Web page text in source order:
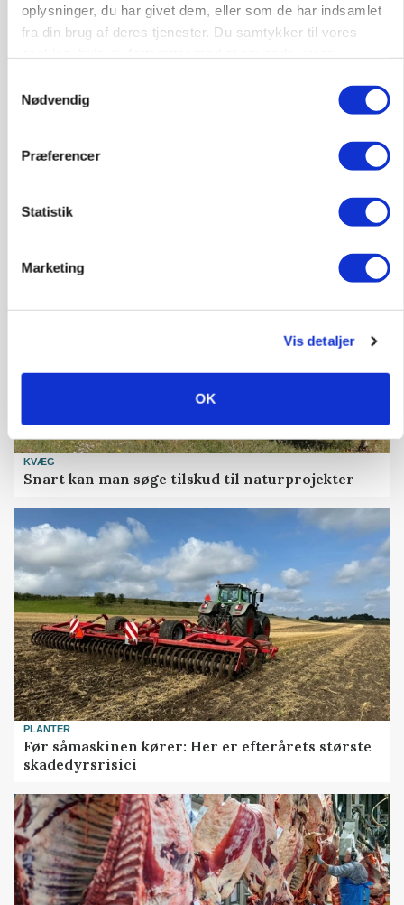
oplysninger, du har givet dem, eller som de har indsamlet
fra din brug af deres tjenester. Du samtykker til vores
Nødvendig
Præferencer
Statistik
Marketing
Vis detaljer
OK
protestgruppe vil demonstrere mod ny
gødskningslov
KVÆG
Snart kan man søge tilskud til naturprojekter
PLANTER
Før såmaskinen kører: Her er efterårets største
skadedyrsrisici